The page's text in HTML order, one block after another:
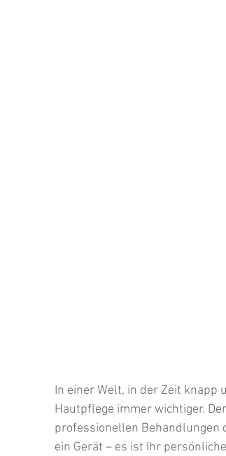
In einer Welt, in der Zeit knapp
Hautpflege immer wichtiger.
professionellen Behandlungen
ein Gerät – es ist Ihr